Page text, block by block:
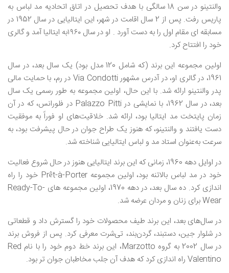
والنتینو در سن 18 سالگی با هدف تحصیل در اتاق اتحادیه مد لباس به
پاریس رفت. پس از 2 سال اقامت در شهر، این ایتالیایی در سال 1952 در
مسابقه ای مقام اول را به دست آورد . او در سال ۱۹۶۰‌به ایتالیا آمد و گالری
خود را افتتاح کرد.
اولین مجموعه این برند (که شامل 120 مدل بود) یک سال بعد، در سال
1961، در گالری او، در آدرس مشهور Via Condotti در رم، با حمایت مالی
پدر والنتینو ارائه شد. با این حال، اولین مجموعه به طور رسمی یک سال
بعد، در سال 1962، با نمایشی در Palazzo Pitti در فلورانس، که در آن
زمان پایتخت مد ایتالیا بود، ارائه شد. خلاقیت‌های او فوراً به موفقیت
دست یافتند و والنتینو، که هنوز یک طراح جوان در حال پیشرفت بود، به
سرعت به‌عنوان استاد مد و لباس ایتالیایی شناخته شد.
در اوایل دهه 1960، زمانی که این برند ایتالیایی هنوز در حال شروع فعالیت
خود در مد لباس بالاتنه بود، اولین مجموعه Prêt-à-Porter خود را راه
اندازی کرد. ده سال بعد، در دهه 1970، اولین مجموعه های Ready-To-
Wear برای زنان و مردان عرضه شد.
در سال‌های بعد، این برند طیف محصولات خود را گسترش داد و قطعاتی
در شلوار جین، دستبند، گردن‌بند، تی‌شرت معرفی کرد. پس از فروش برند
در سال 2002 به گروه Marzotto، این برند خط دوم خود را با نام Red
Valentino راه اندازی کرد که هدف آن جلب مخاطبان جوان تر بود.